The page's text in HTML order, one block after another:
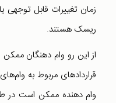
زمان تغییرات قابل توجهی
ریسک هستند.
از این رو وام دهنگان
قراردادهای مربوط به
وام دهنده ممکن است در